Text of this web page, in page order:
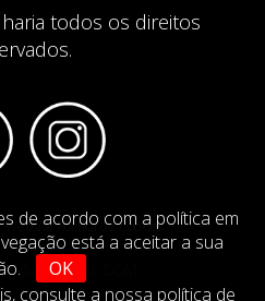
de acordo com a política em
está a aceitar a sua
OK
consulte a nossa política de
todos os direitos
Website Politica de Cookies